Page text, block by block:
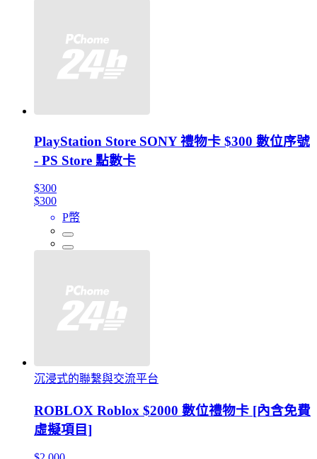
PlayStation Store SONY 禮物卡 $300 數位序號
- PS Store 點數卡
$300
$300
P幣
沉浸式的聯繫與交流平台
ROBLOX Roblox $2000 數位禮物卡 [內含免費
虛擬項目]